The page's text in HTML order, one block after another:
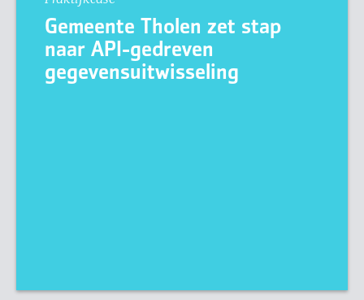
Gemeente Tholen zet stap
naar API-gedreven
gegevensuitwisseling